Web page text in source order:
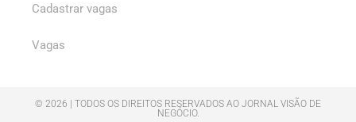
Cadastrar vagas
Vagas
© 2026 | TODOS OS DIREITOS RESERVADOS AO JORNAL VISÃO DE
NEGÓCIO.